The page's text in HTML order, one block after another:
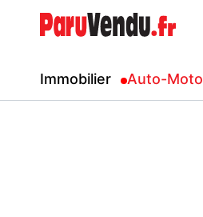
Immobilier Auto-Moto